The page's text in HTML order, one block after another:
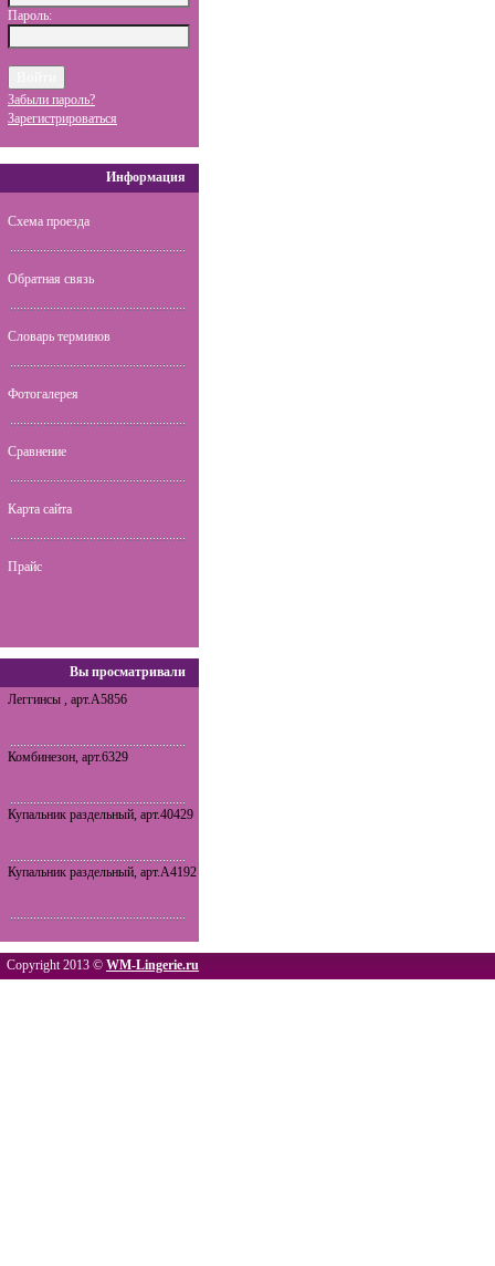
Пароль:
Забыли пароль?
Зарегистрироваться
Информация
Схема проезда
Обратная связь
Словарь терминов
Фотогалерея
Сравнение
Карта сайта
Прайс
Вы просматривали
Леггинсы , арт.A5856
Комбинезон, арт.6329
Купальник раздельный, арт.40429
Купальник раздельный, арт.A4192
Copyright 2013 © WM-Lingerie.ru